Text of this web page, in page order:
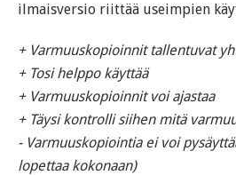
ilmaisversio riittää useimpien
+ Varmuuskopioinnit tallentuvat
+ Tosi helppo käyttää
+ Varmuuskopioinnit voi ajastaa
+ Täysi kontrolli siihen mitä
- Varmuuskopiointia ei voi
lopettaa kokonaan)